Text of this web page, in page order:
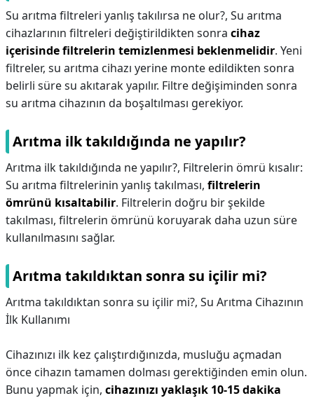
Su arıtma filtreleri yanlış takılırsa ne olur?, Su arıtma
cihazlarının filtreleri değiştirildikten sonra cihaz
içerisinde filtrelerin temizlenmesi beklenmelidir. Yeni
filtreler, su arıtma cihazı yerine monte edildikten sonra
belirli süre su akıtarak yapılır. Filtre değişiminden sonra
su arıtma cihazının da boşaltılması gerekiyor.
Arıtma ilk takıldığında ne yapılır?
Arıtma ilk takıldığında ne yapılır?, Filtrelerin ömrü kısalır:
Su arıtma filtrelerinin yanlış takılması, filtrelerin
ömrünü kısaltabilir. Filtrelerin doğru bir şekilde
takılması, filtrelerin ömrünü koruyarak daha uzun süre
kullanılmasını sağlar.
Arıtma takıldıktan sonra su içilir mi?
Arıtma takıldıktan sonra su içilir mi?, Su Arıtma Cihazının
İlk Kullanımı
Cihazınızı ilk kez çalıştırdığınızda, musluğu açmadan
önce cihazın tamamen dolması gerektiğinden emin olun.
Bunu yapmak için, cihazınızı yaklaşık 10-15 dakika